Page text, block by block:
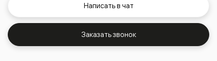
Написать в чат
Заказать звонок